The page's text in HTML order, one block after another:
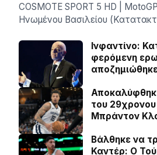
COSMOTE SPORT 5 HD |
Ηνωμένου Βασιλείου
Ινφαντίνο:
φερόμενη
του
Μπράντον
Βάλθηκε να
Καντέρ: Ο